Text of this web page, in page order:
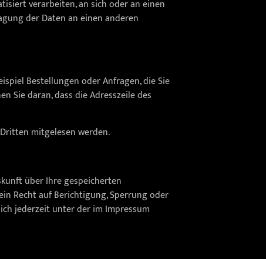
verarbeiten, an sich oder an einen
der Daten an einen anderen
Bestellungen oder Anfragen, die Sie
Sie daran, dass die Adresszeile des
mitgelesen werden.
über Ihre gespeicherten
Recht auf Berichtigung, Sperrung oder
jederzeit unter der im Impressum